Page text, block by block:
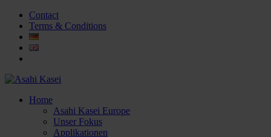
Contact
Terms & Conditions
Home
Asahi Kasei Europe
Unser Fokus
Applikationen